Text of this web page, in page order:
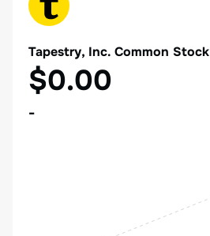
Tapestry, Inc. Common Stock
$0.00
-